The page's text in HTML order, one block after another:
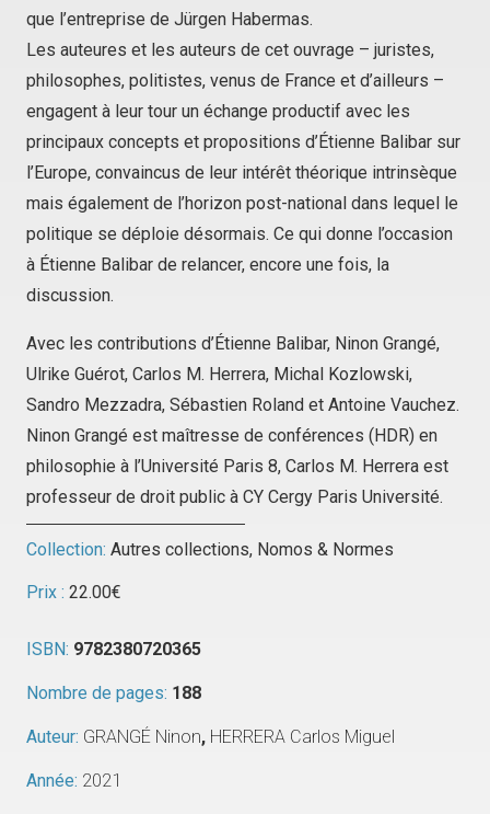
que l’entreprise de Jürgen Habermas.
Les auteures et les auteurs de cet ouvrage – juristes,
philosophes, politistes, venus de France et d’ailleurs –
engagent à leur tour un échange productif avec les
principaux concepts et propositions d’Étienne Balibar sur
l’Europe, convaincus de leur intérêt théorique intrinsèque
mais également de l’horizon post-national dans lequel le
politique se déploie désormais. Ce qui donne l’occasion
à Étienne Balibar de relancer, encore une fois, la
discussion.
Avec les contributions d’Étienne Balibar, Ninon Grangé,
Ulrike Guérot, Carlos M. Herrera, Michal Kozlowski,
Sandro Mezzadra, Sébastien Roland et Antoine Vauchez.
Ninon Grangé est maîtresse de conférences (HDR) en
philosophie à l’Université Paris 8, Carlos M. Herrera est
professeur de droit public à CY Cergy Paris Université.
Collection: Autres collections, Nomos & Normes
Prix : 22.00€
ISBN: 9782380720365
Nombre de pages: 188
Auteur: GRANGÉ Ninon, HERRERA Carlos Miguel
Année: 2021